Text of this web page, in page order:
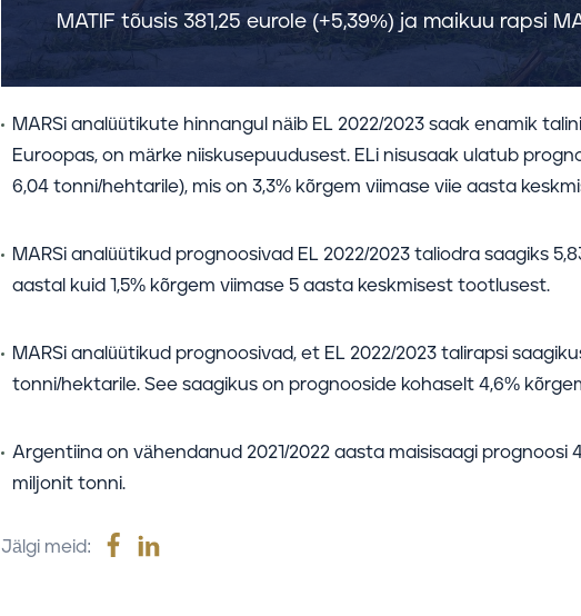
MATIF tõusis 381,25 eurole (+5,39%) ja maikuu rapsi
MARSi analüütikute hinnangul näib EL 2022/2023 saak enamik
Euroopas, on märke niiskusepuudusest. ELi nisusaak ulatub
6,04 tonni/hehtarile), mis on 3,3% kõrgem viimase viie aasta
MARSi analüütikud prognoosivad EL 2022/2023 taliodra saagiks
aastal kuid 1,5% kõrgem viimase 5 aasta keskmisest tootlusest.
MARSi analüütikud prognoosivad, et EL 2022/2023 talirapsi
tonni/hektarile. See saagikus on prognooside kohaselt 4,6%
Argentiina on vähendanud 2021/2022 aasta maisisaagi prognoosi
miljonit tonni.
Jälgi meid: